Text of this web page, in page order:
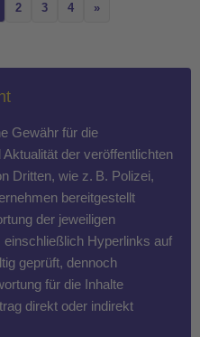
2 3 4 »
Gewähr für die
der veröffentlichten
Dritten, wie z. B. Polizei,
bereitgestellt
der jeweiligen
einschließlich Hyperlinks auf
geprüft, dennoch
für die Inhalte
direkt oder indirekt